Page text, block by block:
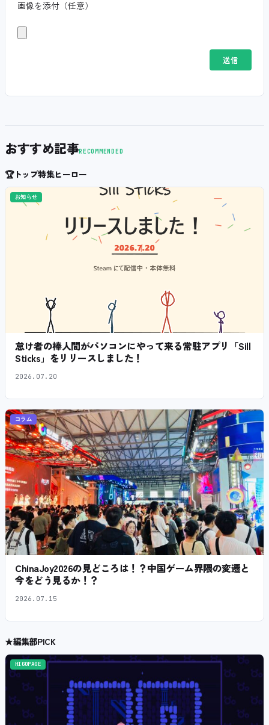
画像を添付（任意）
おすすめ記事RECOMMENDED
🏆トップ特集ヒーロー
お知らせ
怠け者の棒人間がパソコンにやって来る常駐アプリ「Sill
Sticks」をリリースしました！
2026.07.20
コラム
ChinaJoy2026の見どころは！？中国ゲーム界隈の変遷と
今をどう見るか！？
2026.07.15
★編集部PICK
HIGOPAGE